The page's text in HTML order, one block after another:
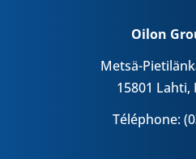
Oilon
Metsä-
15801 Lahti,
Téléphone: